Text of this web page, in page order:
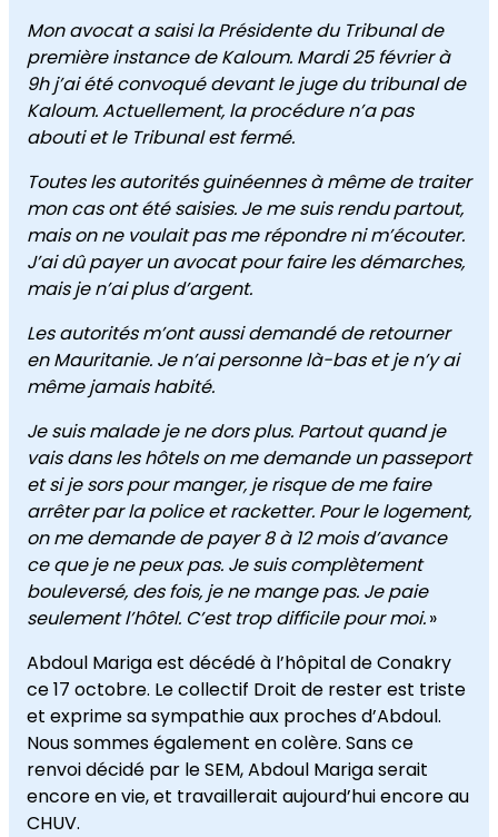
Mon avocat a saisi la Présidente du Tribunal de
première instance de Kaloum. Mardi 25 février à
9h j’ai été convoqué devant le juge du tribunal de
Kaloum. Actuellement, la procédure n’a pas
abouti et le Tribunal est fermé.
Toutes les autorités guinéennes à même de traiter
mon cas ont été saisies. Je me suis rendu partout,
mais on ne voulait pas me répondre ni m’écouter.
J’ai dû payer un avocat pour faire les démarches,
mais je n’ai plus d’argent.
Les autorités m’ont aussi demandé de retourner
en Mauritanie. Je n’ai personne là-bas et je n’y ai
même jamais habité.
Je suis malade je ne dors plus. Partout quand je
vais dans les hôtels on me demande un passeport
et si je sors pour manger, je risque de me faire
arrêter par la police et racketter. Pour le logement,
on me demande de payer 8 à 12 mois d’avance
ce que je ne peux pas. Je suis complètement
bouleversé, des fois, je ne mange pas. Je paie
seulement l’hôtel. C’est trop difficile pour moi.»
Abdoul Mariga est décédé à l’hôpital de Conakry
ce 17 octobre. Le collectif Droit de rester est triste
et exprime sa sympathie aux proches d’Abdoul.
Nous sommes également en colère. Sans ce
renvoi décidé par le SEM, Abdoul Mariga serait
encore en vie, et travaillerait aujourd’hui encore au
CHUV.